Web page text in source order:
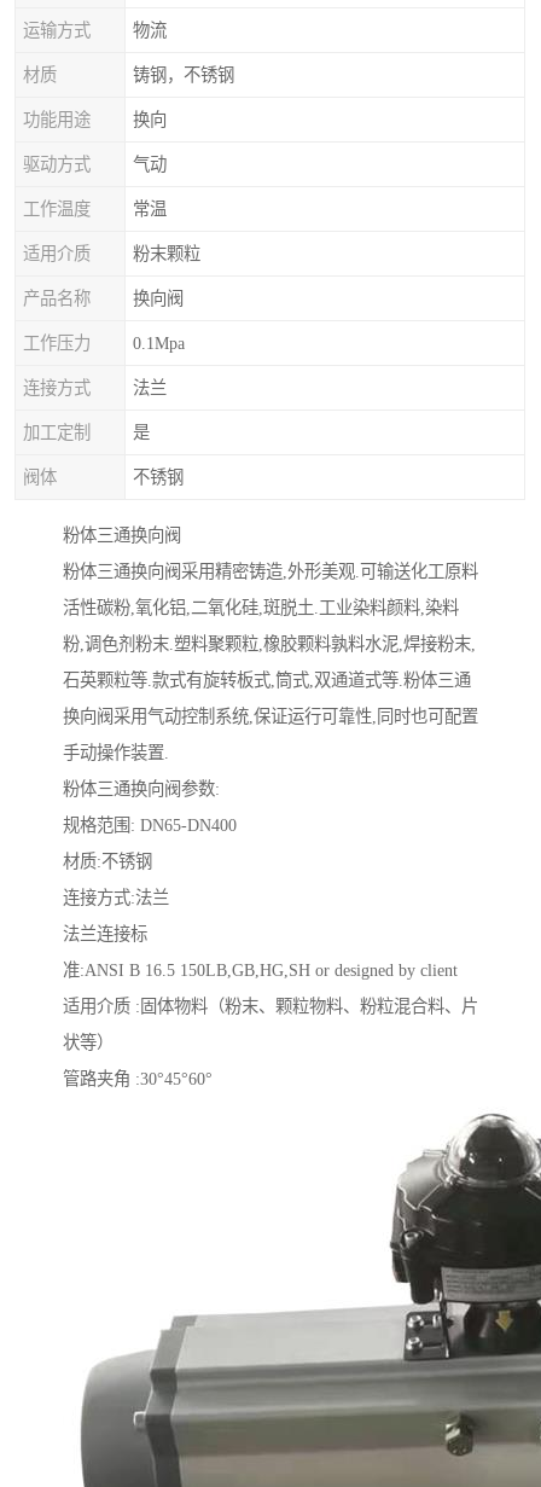
运输方式 物流
材质 铸钢，不锈钢
功能用途 换向
驱动方式 气动
工作温度 常温
适用介质 粉末颗粒
产品名称 换向阀
工作压力 0.1Mpa
连接方式 法兰
加工定制 是
阀体 不锈钢
粉体三通换向阀
粉体三通换向阀采用精密铸造,外形美观.可输送化工原料
活性碳粉,氧化铝,二氧化硅,斑脱土.工业染料颜料,染料
粉,调色剂粉末.塑料聚颗粒,橡胶颗料孰料水泥,焊接粉末,
石英颗粒等.款式有旋转板式,筒式,双通道式等.粉体三通
换向阀采用气动控制系统,保证运行可靠性,同时也可配置
手动操作装置.
粉体三通换向阀参数:
规格范围: DN65-DN400
材质:不锈钢
连接方式:法兰
法兰连接标
准:ANSI B 16.5 150LB,GB,HG,SH or designed by client
适用介质 :固体物料（粉末、颗粒物料、粉粒混合料、片
状等）
管路夹角 :30°45°60°